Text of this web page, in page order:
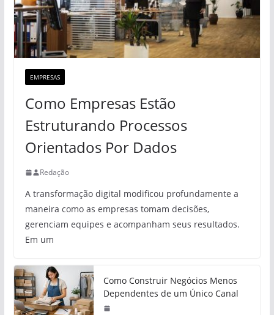
EMPRESAS
Como Empresas Estão
Estruturando Processos
Orientados Por Dados
Redação
A transformação digital modificou profundamente a
maneira como as empresas tomam decisões,
gerenciam equipes e acompanham seus resultados.
Em um
Como Construir Negócios Menos
Dependentes de um Único Canal